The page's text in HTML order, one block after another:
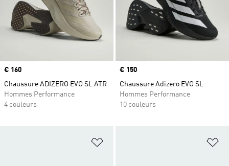
Prix
€ 160
Chaussure ADIZERO EVO SL ATR
Hommes Performance
4 couleurs
Prix
€ 150
Chaussure Adizero EVO SL
Hommes Performance
10 couleurs
Ajouter à la Liste de produits